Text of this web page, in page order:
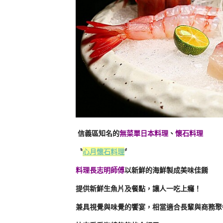
信義區知名的無菜單日本料理 、 懷石料理
〝心月懷石料理〞
料理長志明師傅以新鮮的海鮮製成美味佳餚
提供新鮮生魚片及餐點，讓人一吃上癮！
兼具視覺與味覺的饗宴，相當適合長輩與商務